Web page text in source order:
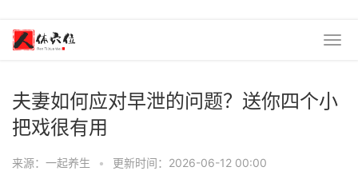
夫妻如何应对早泄的问题？送你四个小
把戏很有用
来源：一起养生 • 更新时间：2026-06-12 00:00